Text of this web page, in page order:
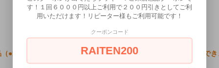
●送料無料●オカモト0.02 潤滑ゼリー）は18歳未満の方には販売でき
す！１回６０００円以上ご利用で２００円引きとしてご利
用いただけます！リピーター様もご利用可能です！
クーポンコード
RAITEN200